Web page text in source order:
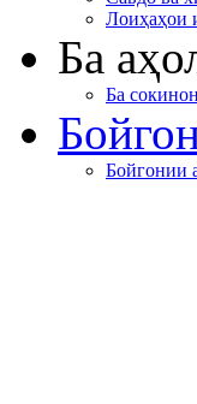
Лоиҳаҳои
Ба
Ба
Бойгонии